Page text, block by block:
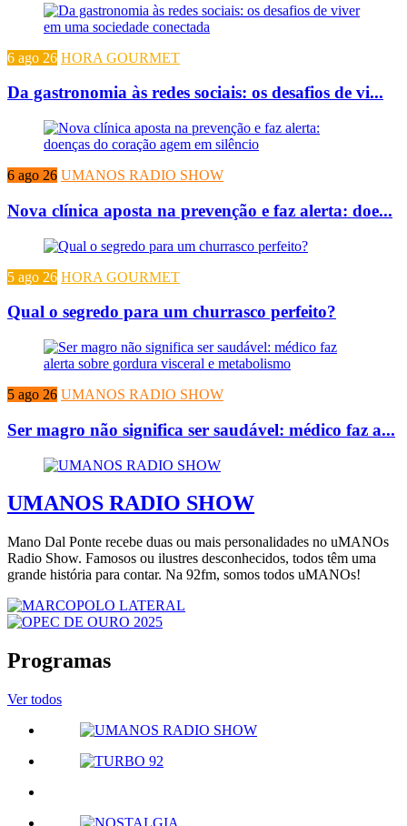
6 ago 26 HORA GOURMET
Da gastronomia às redes sociais: os desafios de vi...
6 ago 26 UMANOS RADIO SHOW
Nova clínica aposta na prevenção e faz alerta: doe...
5 ago 26 HORA GOURMET
Qual o segredo para um churrasco perfeito?
5 ago 26 UMANOS RADIO SHOW
Ser magro não significa ser saudável: médico faz a...
UMANOS RADIO SHOW
Mano Dal Ponte recebe duas ou mais personalidades no uMANOs
Radio Show. Famosos ou ilustres desconhecidos, todos têm uma
grande história para contar. Na 92fm, somos todos uMANOs!
Programas
Ver todos